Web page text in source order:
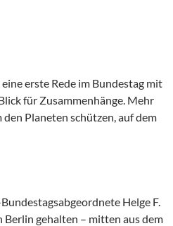
erste Rede im Bundestag mit
für Zusammenhänge. Mehr
Planeten schützen, auf dem
Helge F.
Berlin gehalten – mitten aus dem